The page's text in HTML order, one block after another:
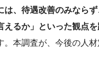
は、待遇改善のみなら
えるか」といった観点
。本調査が、今後の人